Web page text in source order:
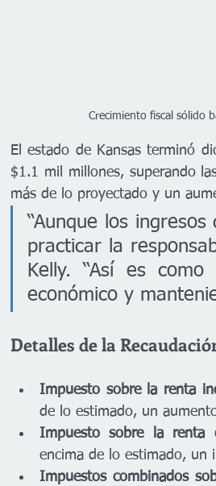
Crecimiento fiscal sólido
El estado de Kansas terminó
$1.1 mil millones, superando
más de lo proyectado y un
“Aunque los
practicar la
Kelly. “Así es como
económico y
Detalles de la
Impuesto sobre la renta
de lo estimado, un
Impuesto sobre la renta
encima de lo estimado, un
Impuestos combinados